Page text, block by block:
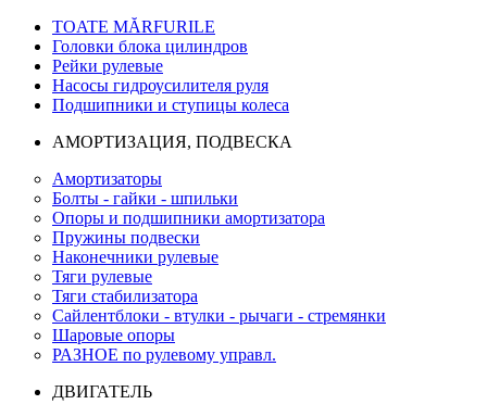
TOATE MĂRFURILE
Головки блока цилиндров
Рейки рулевые
Насосы гидроусилителя руля
Подшипники и ступицы колеса
АМОРТИЗАЦИЯ, ПОДВЕСКА
Амортизаторы
Болты - гайки - шпильки
Опоры и подшипники амортизатора
Пружины подвески
Наконечники рулевые
Тяги рулевые
Тяги стабилизатора
Сайлентблоки - втулки - рычаги - стремянки
Шаровые опоры
РАЗНОЕ по рулевому управл.
ДВИГАТЕЛЬ